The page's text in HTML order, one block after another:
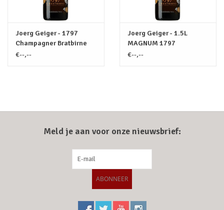
Joerg Geiger - 1797
Champagner Bratbirne
Alcoholvrij
€--,--
Joerg Geiger - 1.5L
MAGNUM 1797
Champagner Bratbirne
€--,--
Meld je aan voor onze nieuwsbrief:
ABONNEER